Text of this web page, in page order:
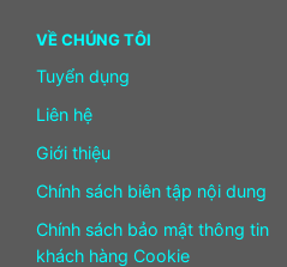
VỀ CHÚNG TÔI
Tuyển dụng
Liên hệ
Giới thiệu
Chính sách biên tập nội dung
Chính sách bảo mật thông tin
khách hàng Cookie